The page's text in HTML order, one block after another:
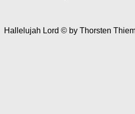
Hallelujah Lord © by Thorsten